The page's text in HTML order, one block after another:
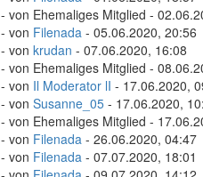
- von Ehemaliges Mitglied -
- von Filenada - 05.06.2020, 20:56
- von krudan - 07.06.2020, 16:08
- von Ehemaliges Mitglied -
- von Il Moderator lI - 17.06.2020,
- von Susanne_05 - 17.06.2020,
- von Ehemaliges Mitglied -
- von Filenada - 26.06.2020, 04:47
- von Filenada - 07.07.2020, 18:01